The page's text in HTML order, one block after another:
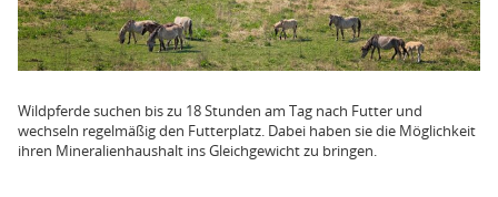
Wildpferde suchen bis zu 18 Stunden am Tag nach Futter und
wechseln regelmäßig den Futterplatz. Dabei haben sie die Möglichkeit
ihren Mineralienhaushalt ins Gleichgewicht zu bringen.